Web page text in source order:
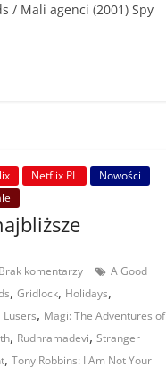
/ Mali agenci (2001) Spy
Netflix PL
Nowości
Brak komentarzy
A Good
, Gridlock, Holidays,
Lusers, Magi: The Adventures of
, Rudhramadevi, Stranger
, Tony Robbins: I Am Not Your